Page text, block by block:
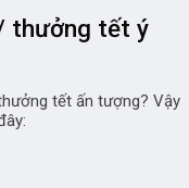
thưởng tết ý
tết ấn tượng? Vậy